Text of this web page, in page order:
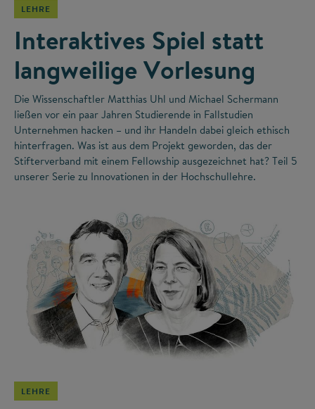
LEHRE
Interaktives Spiel statt
langweilige Vorlesung
Die Wissenschaftler Matthias Uhl und Michael Schermann
ließen vor ein paar Jahren Studierende in Fallstudien
Unternehmen hacken – und ihr Handeln dabei gleich ethisch
hinterfragen. Was ist aus dem Projekt geworden, das der
Stifterverband mit einem Fellowship ausgezeichnet hat? Teil 5
unserer Serie zu Innovationen in der Hochschullehre.
LEHRE